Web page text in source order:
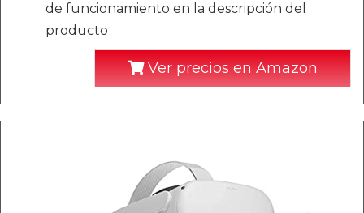
de funcionamiento en la descripción del
producto
Ver precios en Amazon